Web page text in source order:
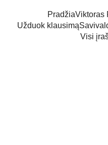
PradžiaViktoras
Užduok klausimą
Visi